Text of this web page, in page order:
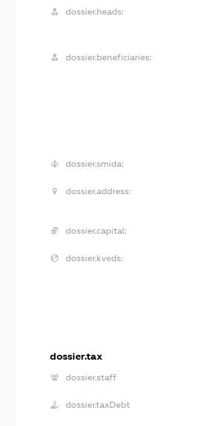
dossier.heads:
dossier.beneficiaries:
dossier.smida:
dossier.address:
dossier.capital:
dossier.kveds:
dossier.tax
dossier.staff
dossier.taxDebt